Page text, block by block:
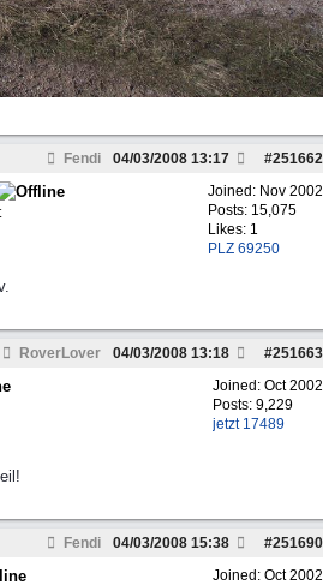
Fendi #251662
04/03/2008 13:17
Joined: Nov 2002
Posts: 15,075
Likes: 1
PLZ 69250
RoverLover #251663
04/03/2008 13:18
Joined: Oct 2002
Posts: 9,229
jetzt 17489
Fendi #251690
04/03/2008 15:38
Joined: Oct 2002